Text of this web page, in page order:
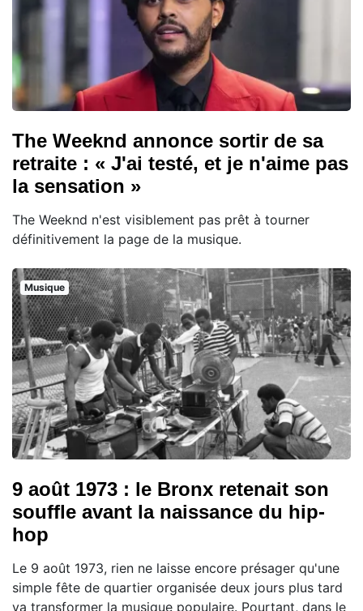
The Weeknd annonce sortir de sa
retraite : « J'ai testé, et je n'aime pas
la sensation »
The Weeknd n'est visiblement pas prêt à tourner
définitivement la page de la musique.
Musique
9 août 1973 : le Bronx retenait son
souffle avant la naissance du hip-
hop
Le 9 août 1973, rien ne laisse encore présager qu'une
simple fête de quartier organisée deux jours plus tard
va transformer la musique populaire. Pourtant, dans le